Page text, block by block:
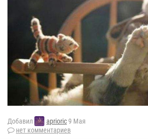
Добавил aprioric9 Мая
нет комментариев